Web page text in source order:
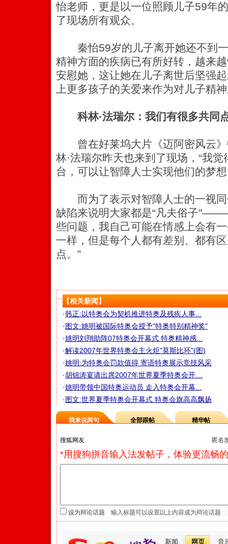
怡老师，更是以一位照顾儿子59年
了现场所有观众。
秦怡59岁的儿子离开她还不到一
精神方面的疾病已有所好转，越来
安慰她，这让她在儿子离世后坚强
上更多孩子的关爱来作为对儿子精
科林·法瑞尔：我们有很多共同
曾在好莱坞大片《迈阿密风云》
林·法瑞尔昨天也来到了现场，“我
台，可以让智障人士实现他们的梦想
而为了表示对智障人士的一视同
缺陷来说明大家都是“凡夫俗子
些问题，我自己可能在情感上会有
一样，但是每个人都有差别、都有
点。”
【相关新闻】
·韩正:以特奥会为契机推进特奥及残疾人事...
·图文:姚明被国际特奥会授予"特奥特别精神奖"
·姚明刘翔助阵07特奥会开幕式 特奥精神感...
·解读2007年世界特奥会主火炬"莫斯比环"(图)
·姚明:为特奥会罚款值得 寄语特奥展示竞技风采
·胡锦涛宴请出席2007年世界夏季特奥会开…
·姚明带领中国特奥运动员 走入特奥会开幕...
·图文:世界夏季特奥会开幕式 特奥会旗高高飘扬
我来说两句 全部跟帖 精华帖
匿名
*用搜狗拼音输入法发帖子，体验更流畅
设为辩论话题
新闻 网页 音